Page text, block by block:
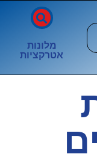
מלונות
אטרקציות